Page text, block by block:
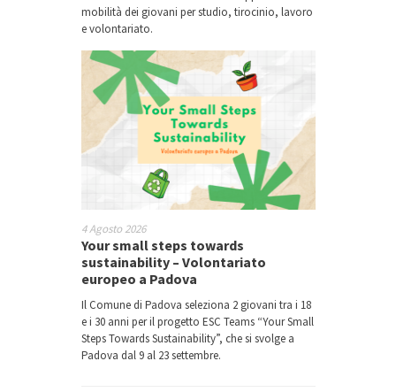
mobilità dei giovani per studio, tirocinio, lavoro
e volontariato.
4 Agosto 2026
Your small steps towards
sustainability – Volontariato
europeo a Padova
Il Comune di Padova seleziona 2 giovani tra i 18
e i 30 anni per il progetto ESC Teams “Your Small
Steps Towards Sustainability”, che si svolge a
Padova dal 9 al 23 settembre.